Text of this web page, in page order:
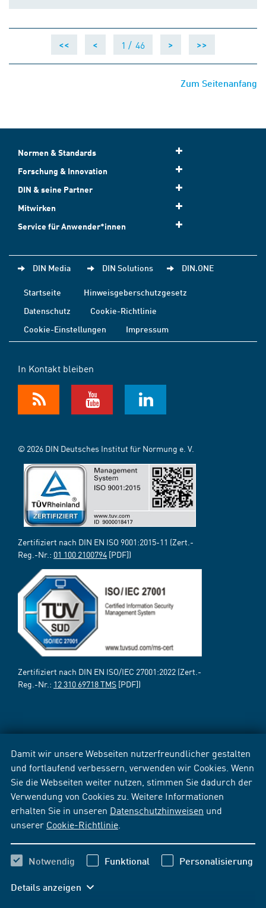
Damit wir unsere Webseiten nutzerfreundlicher gestalten
und fortlaufend verbessern, verwenden wir Cookies. Wenn
Sie die Webseiten weiter nutzen, stimmen Sie dadurch der
Verwendung von Cookies zu. Weitere Informationen
erhalten Sie in unseren Datenschutzhinweisen und
unserer Cookie-Richtlinie
Notwendig Funktional Personalisierung
Details anzeigen
<< < 1 / 46 > >>
Zum Seitenanfang
Normen & Standards
Forschung & Innovation
DIN & seine Partner
Mitwirken
Service für Anwender*innen
DIN Media DIN Solutions DIN.ONE
Startseite
Hinweisgeberschutzgesetz
Datenschutz
Cookie-Richtlinie
Cookie-Einstellungen
Impressum
In Kontakt bleiben
© 2026 DIN Deutsches Institut für Normung e. V.
Zertifiziert nach DIN EN ISO 9001:2015-11 (Zert.-
Reg.-Nr.: 01 100 2100794 [PDF])
Zertifiziert nach DIN EN ISO/IEC 27001:2022 (Zert.-
Reg.-Nr.: 12 310 69718 TMS [PDF])